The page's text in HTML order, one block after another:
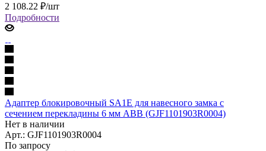
2 108.22 ₽/шт
Подробности
Адаптер блокировочный SA1E для навесного замка с
сечением перекладины 6 мм ABB (GJF1101903R0004)
Нет в наличии
Арт.: GJF1101903R0004
По запросу